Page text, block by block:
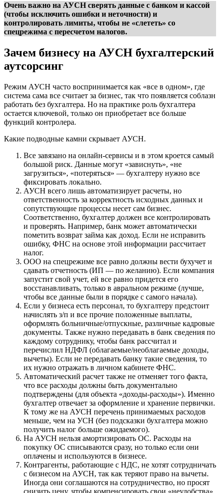
Очень важно на АУСН сверять данные с банком и кассой
(чтобы исключить ошибки и неточности) и
контролировать лимиты, чтобы не «слететь» со
спецрежима с пересчетом налогов.
Зачем бизнесу на АУСН бухгалтерский
аутсорсинг
Режим АУСН часто воспринимается как «все в одном», где
система сама все считает за бизнес, так что появляется соблазн
работать без бухгалтера. Но на практике роль бухгалтера
остается ключевой, только он приобретает все больше
функций контролера.
Какие подводные камни скрывает АУСН.
Все завязано на онлайн-сервисы и в этом кроется самый
большой риск. Данные могут «зависнуть», «не
загрузиться», «потеряться» — бухгалтеру нужно все
фиксировать локально.
АУСН всего лишь автоматизирует расчеты, но
ответственность за корректность исходных данных и
сопутствующие процессы несет сам бизнес.
Соответственно, бухгалтер должен все контролировать
и проверять. Например, банк может автоматически
пометить возврат займа как доход. Если не исправить
ошибку, ФНС на основе этой информации рассчитает
налог.
ООО на спецрежиме все равно должны вести бухучет и
сдавать отчетность (ИП — по желанию). Если компания
запустит свой учет, ей все равно придется его
восстанавливать, только в авральном режиме (лучше,
чтобы все данные были в порядке с самого начала).
Если у бизнеса есть персонал, то бухгалтеру предстоит
начислять з/п и все прочие положенные выплаты,
оформлять больничные/отпускные, различные кадровые
документы. Также нужно передавать в банк сведения по
каждому сотруднику, чтобы банк рассчитал и
перечислил НДФЛ (облагаемые/необлагаемые доходы,
вычеты). Если не передавать банку такие сведения, то
их нужно отражать в личном кабинете ФНС.
Автоматический расчет также не отменяет того факта,
что все расходы должны быть документально
подтверждены (для объекта «доходы-расходы»). Именно
бухгалтер отвечает за оформление и хранение первички.
К тому же на АУСН перечень принимаемых расходов
меньше, чем на УСН (без подсказки бухгалтера можно
получить налог больше ожидаемого).
На АУСН нельзя амортизировать ОС. Расходы на
покупку ОС списываются сразу, но только если они
оплачены и используются в бизнесе.
Контрагенты, работающие с НДС, не хотят сотрудничать
с бизнесом на АУСН, так как теряют право на вычеты.
Иногда они соглашаются на сотрудничество, но просят
снизить цену, чтобы компенсировать свои «неудобства».